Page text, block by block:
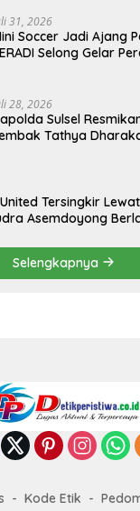
31, 2026
Soccer Jadi Ajang
Selong Gelar
28, 2026
Sulsel
Tathya
Tersingkir
Asemdoyong
Selengkapnya
Kode Etik